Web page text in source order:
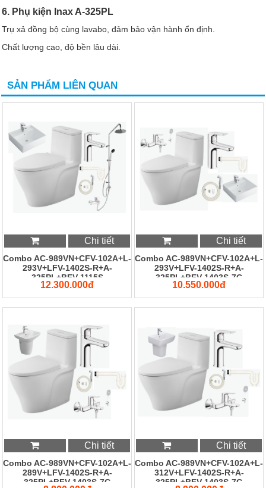
6. Phụ kiện Inax A-325PL
Trụ xả đồng bộ cùng lavabo, đảm bảo vận hành ổn định.
Chất lượng cao, độ bền lâu dài.
SẢN PHẨM LIÊN QUAN
Chi tiết
Combo AC-989VN+CFV-102A+L-
293V+LFV-1402S-R+A-
325PL+BFV-1115S
12.300.000đ
Chi tiết
Combo AC-989VN+CFV-102A+L-
293V+LFV-1402S-R+A-
325PL+BFV-1403S-7C
10.550.000đ
Chi tiết
Combo AC-989VN+CFV-102A+L-
289V+LFV-1402S-R+A-
325PL+BFV-1403S-7C
Chi tiết
Combo AC-989VN+CFV-102A+L-
312V+LFV-1402S-R+A-
325PL+BFV-1403S-7C